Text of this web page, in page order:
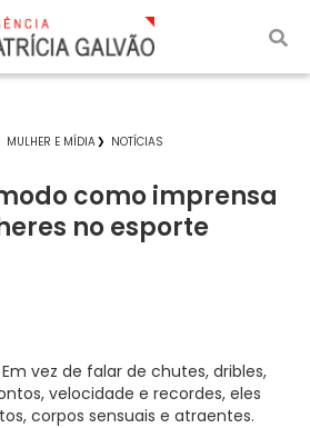
MULHER E MÍDIA NOTÍCIAS
como imprensa
no esporte
Em vez de falar de chutes, dribles,
velocidade e recordes, eles
corpos sensuais e atraentes.